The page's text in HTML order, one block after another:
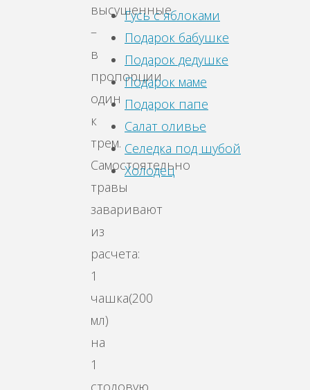
высушенные
–
в
пропорции
один
к
трем.
Самостоятельно
травы
заваривают
из
расчета:
1
чашка(200
мл)
на
1
столовую
Гусь с яблоками
Подарок бабушке
Подарок дедушке
Подарок маме
Подарок папе
Салат оливье
Селедка под шубой
Холодец